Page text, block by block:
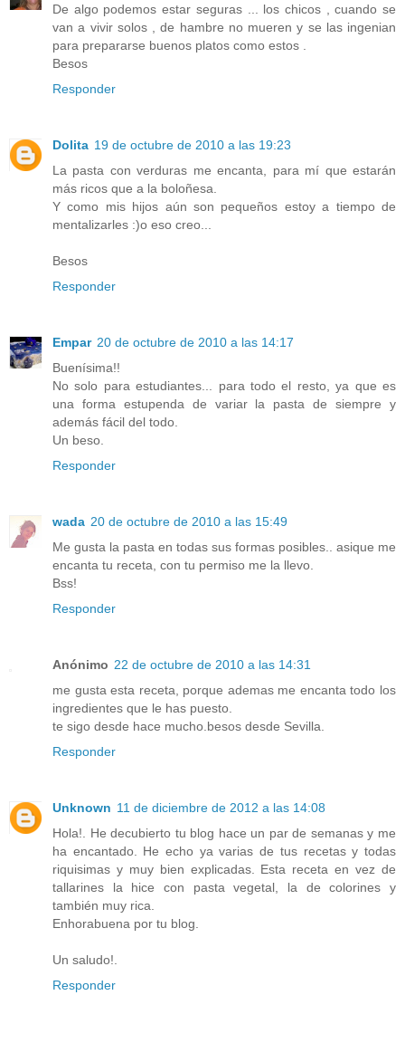
De algo podemos estar seguras ... los chicos , cuando se
van a vivir solos , de hambre no mueren y se las ingenian
para prepararse buenos platos como estos .
Besos
Responder
Dolita 19 de octubre de 2010 a las 19:23
La pasta con verduras me encanta, para mí que estarán
más ricos que a la boloñesa.
Y como mis hijos aún son pequeños estoy a tiempo de
mentalizarles :)o eso creo...
Besos
Responder
Empar 20 de octubre de 2010 a las 14:17
Buenísima!!
No solo para estudiantes... para todo el resto, ya que es
una forma estupenda de variar la pasta de siempre y
además fácil del todo.
Un beso.
Responder
wada 20 de octubre de 2010 a las 15:49
Me gusta la pasta en todas sus formas posibles.. asique me
encanta tu receta, con tu permiso me la llevo.
Bss!
Responder
Anónimo 22 de octubre de 2010 a las 14:31
me gusta esta receta, porque ademas me encanta todo los
ingredientes que le has puesto.
te sigo desde hace mucho.besos desde Sevilla.
Responder
Unknown 11 de diciembre de 2012 a las 14:08
Hola!. He decubierto tu blog hace un par de semanas y me
ha encantado. He echo ya varias de tus recetas y todas
riquisimas y muy bien explicadas. Esta receta en vez de
tallarines la hice con pasta vegetal, la de colorines y
también muy rica.
Enhorabuena por tu blog.
Un saludo!.
Responder